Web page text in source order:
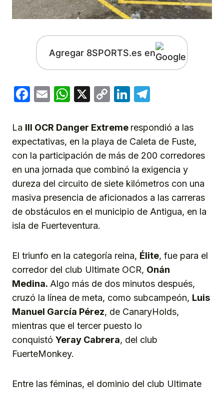
Agregar 8SPORTS.es en
Facebook
EmailWhatsApp
X
CopyLinkedIn
La III OCR Danger Extreme respondió a las
expectativas, en la playa de Caleta de Fuste,
con la participación de más de 200 corredores
en una jornada que combinó la exigencia y
dureza del circuito de siete kilómetros con una
masiva presencia de aficionados a las carreras
de obstáculos en el municipio de Antigua, en la
isla de Fuerteventura.
El triunfo en la categoría reina, Élite, fue para el
corredor del club Ultimate OCR, Onán
Medina. Algo más de dos minutos después,
cruzó la línea de meta, como subcampeón, Luis
Manuel García Pérez, de CanaryHolds,
mientras que el tercer puesto lo
conquistó Yeray Cabrera, del club
FuerteMonkey.
Entre las féminas, el dominio del club Ultimate